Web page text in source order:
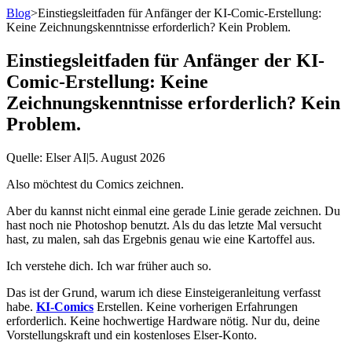
Blog>Einstiegsleitfaden für Anfänger der KI-Comic-Erstellung:
Keine Zeichnungskenntnisse erforderlich? Kein Problem.
Einstiegsleitfaden für Anfänger der KI-
Comic-Erstellung: Keine
Zeichnungskenntnisse erforderlich? Kein
Problem.
Quelle: Elser AI|5. August 2026
Also möchtest du Comics zeichnen.
Aber du kannst nicht einmal eine gerade Linie gerade zeichnen. Du
hast noch nie Photoshop benutzt. Als du das letzte Mal versucht
hast, zu malen, sah das Ergebnis genau wie eine Kartoffel aus.
Ich verstehe dich. Ich war früher auch so.
Das ist der Grund, warum ich diese Einsteigeranleitung verfasst
habe. KI-Comics Erstellen. Keine vorherigen Erfahrungen
erforderlich. Keine hochwertige Hardware nötig. Nur du, deine
Vorstellungskraft und ein kostenloses Elser-Konto.